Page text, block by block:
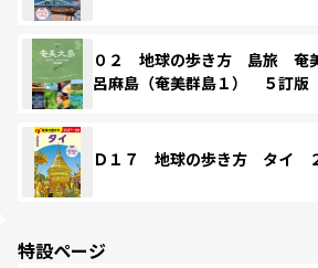
０２ 地球の歩き方 島旅 奄
呂麻島（奄美群島１） ５訂版
Ｄ１７ 地球の歩き方 タイ
特設ページ